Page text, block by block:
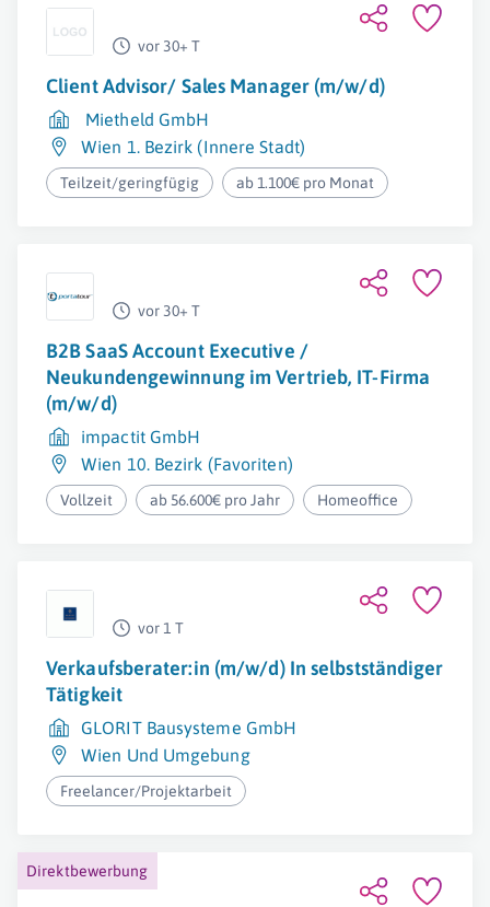
vor 30+ T
Client Advisor/ Sales Manager (m/w/d)
Mietheld GmbH
Wien 1. Bezirk (Innere Stadt)
Teilzeit/geringfügig ab 1.100€ pro Monat
vor 30+ T
B2B SaaS Account Executive /
Neukundengewinnung im Vertrieb, IT-Firma
(m/w/d)
impactit GmbH
Wien 10. Bezirk (Favoriten)
Vollzeit ab 56.600€ pro Jahr Homeoffice
vor 1 T
Verkaufsberater:in (m/w/d) In selbstständiger
Tätigkeit
GLORIT Bausysteme GmbH
Wien Und Umgebung
Freelancer/Projektarbeit
Direktbewerbung